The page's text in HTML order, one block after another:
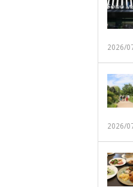
2026/
2026/